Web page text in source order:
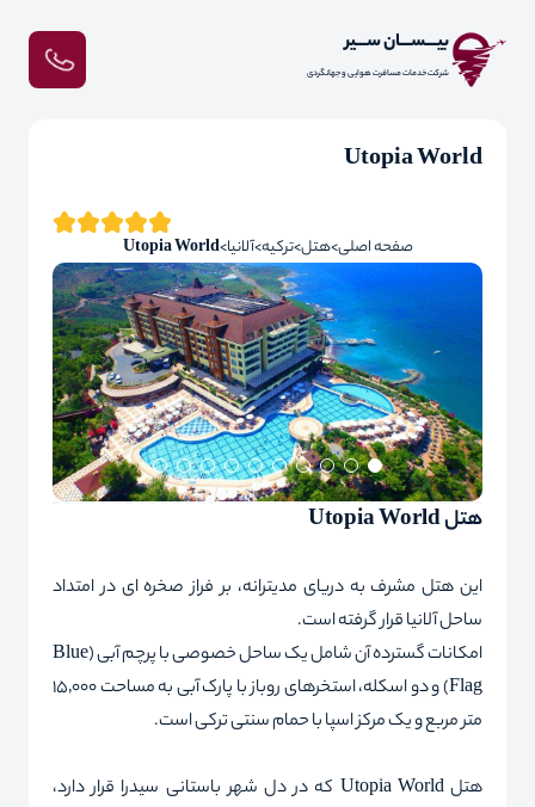
بیـــســـان ســـیر
شرکت خدمات مسافرت هوایی و جهانگردی
Utopia World
صفحه اصلی هتل ترکیه آلانیا Utopia World
هتل Utopia World
این هتل مشرف به دریای مدیترانه، بر فراز صخره‌ ای در امتداد
ساحل آلانیا قرار گرفته است.
امکانات گسترده آن شامل یک ساحل خصوصی با پرچم آبی (Blue
Flag) و دو اسکله، استخرهای روباز با پارک آبی به مساحت ۱۵٬۰۰۰
متر مربع و یک مرکز اسپا با حمام سنتی ترکی است.
هتل Utopia World که در دل شهر باستانی سیدرا قرار دارد،